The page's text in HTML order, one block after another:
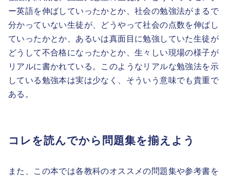
ー英語を伸ばしていったかとか、社会の勉強法がまるで
分かっていない生徒が、どうやって社会の点数を伸ばし
ていったかとか、あるいは真面目に勉強していた生徒が
どうして不合格になったかとか、生々しい現場の様子が
リアルに書かれている。このようなリアルな勉強法を示
している勉強本は実は少なく、そういう意味でも貴重で
ある。
コレを読んでから問題集を揃えよう
また、この本では各教科のオススメの問題集や参考書を